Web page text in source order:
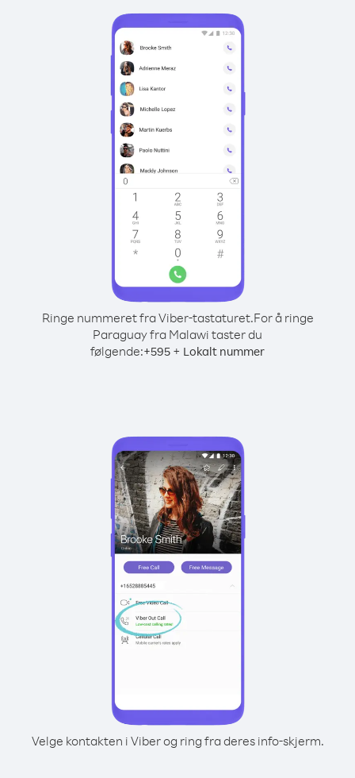
Ringe nummeret fra Viber-tastaturet.For å ringe
Paraguay fra Malawi taster du
følgende:+595 + Lokalt nummer
Velge kontakten i Viber og ring fra deres info-skjerm.